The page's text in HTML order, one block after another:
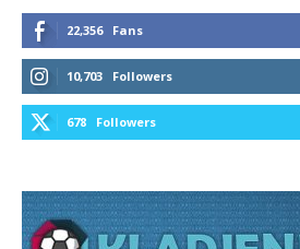
22,356 Fans
10,703 Followers
678 Followers